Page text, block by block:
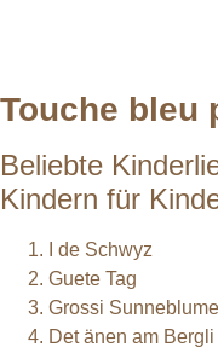
Touche bleu
Beliebte
Kindern für
I de Schwyz
Guete Tag
Grossi Sunneblume
Det änen am Bergli